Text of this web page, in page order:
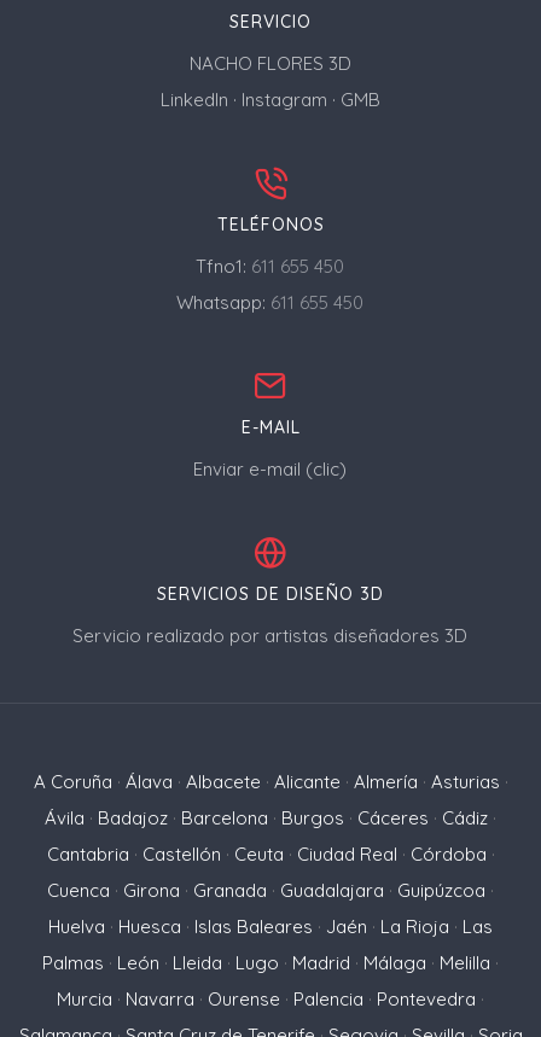
SERVICIO
NACHO FLORES 3D
LinkedIn · Instagram · GMB
TELÉFONOS
Tfno1: 611 655 450
Whatsapp: 611 655 450
E-MAIL
Enviar e-mail (clic)
SERVICIOS DE DISEÑO 3D
Servicio realizado por artistas diseñadores 3D
A Coruña · Álava · Albacete · Alicante · Almería · Asturias ·
Ávila · Badajoz · Barcelona · Burgos · Cáceres · Cádiz ·
Cantabria · Castellón · Ceuta · Ciudad Real · Córdoba ·
Cuenca · Girona · Granada · Guadalajara · Guipúzcoa ·
Huelva · Huesca · Islas Baleares · Jaén · La Rioja · Las
Palmas · León · Lleida · Lugo · Madrid · Málaga · Melilla ·
Murcia · Navarra · Ourense · Palencia · Pontevedra ·